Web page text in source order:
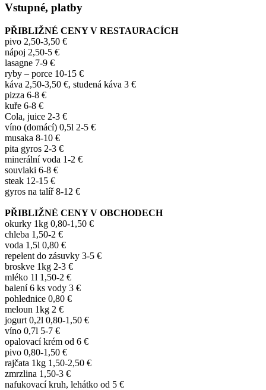
Vstupné, platby
PŘIBLIŽNÉ CENY V RESTAURACÍCH
pivo 2,50-3,50 €
nápoj 2,50-5 €
lasagne 7-9 €
ryby – porce 10-15 €
káva 2,50-3,50 €, studená káva 3 €
pizza 6-8 €
kuře 6-8 €
Cola, juice 2-3 €
víno (domácí) 0,5l 2-5 €
musaka 8-10 €
pita gyros 2-3 €
minerální voda 1-2 €
souvlaki 6-8 €
steak 12-15 €
gyros na talíř 8-12 €
PŘIBLIŽNÉ CENY V OBCHODECH
okurky 1kg 0,80-1,50 €
chleba 1,50-2 €
voda 1,5l 0,80 €
repelent do zásuvky 3-5 €
broskve 1kg 2-3 €
mléko 1l 1,50-2 €
balení 6 ks vody 3 €
pohlednice 0,80 €
meloun 1kg 2 €
jogurt 0,2l 0,80-1,50 €
víno 0,7l 5-7 €
opalovací krém od 6 €
pivo 0,80-1,50 €
rajčata 1kg 1,50-2,50 €
zmrzlina 1,50-3 €
nafukovací kruh, lehátko od 5 €